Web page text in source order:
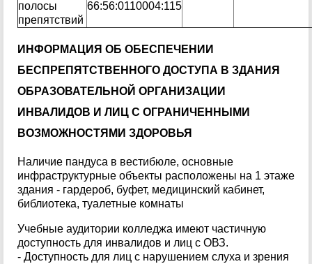
полосы
препятствий
66:56:0110004:115
ИНФОРМАЦИЯ ОБ ОБЕСПЕЧЕНИИ
БЕСПРЕПЯТСТВЕННОГО ДОСТУПА В ЗДАНИЯ
ОБРАЗОВАТЕЛЬНОЙ ОРГАНИЗАЦИИ
ИНВАЛИДОВ И ЛИЦ С ОГРАНИЧЕННЫМИ
ВОЗМОЖНОСТЯМИ ЗДОРОВЬЯ
Наличие пандуса в вестибюле, основные
инфраструктурные объекты расположены на 1 этаже
здания - гардероб, буфет, медицинский кабинет,
библиотека, туалетные комнаты
Учебные аудитории колледжа имеют частичную
доступность для инвалидов и лиц с ОВЗ.
- Доступность для лиц с нарушением слуха и зрения